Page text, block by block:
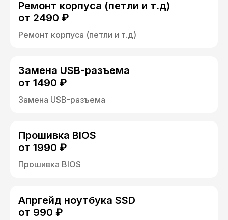
Ремонт корпуса (петли и т.д)
от 2490 ₽
Ремонт корпуса (петли и т.д)
Замена USB-разъема
от 1490 ₽
Замена USB-разъема
Прошивка BIOS
от 1990 ₽
Прошивка BIOS
Апргейд ноутбука SSD
от 990 ₽